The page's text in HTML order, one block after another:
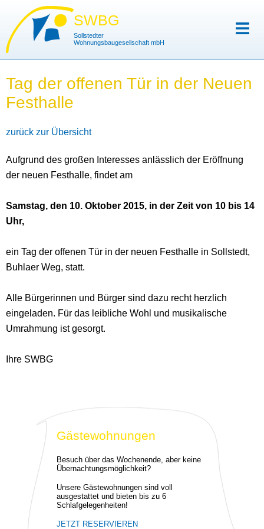
SWBG
Sollstedter
Wohnungsbaugesellschaft mbH
Tag der offenen Tür in der Neuen
Festhalle
zurück zur Übersicht
Aufgrund des großen Interesses anlässlich der Eröffnung
der neuen Festhalle, findet am
Samstag, den 10. Oktober 2015, in der Zeit von 10 bis 14
Uhr,
ein Tag der offenen Tür in der neuen Festhalle in Sollstedt,
Buhlaer Weg, statt.
Alle Bürgerinnen und Bürger sind dazu recht herzlich
eingeladen. Für das leibliche Wohl und musikalische
Umrahmung ist gesorgt.
Ihre SWBG
Gästewohnungen
Besuch über das Wochenende, aber keine
Übernachtungsmöglichkeit?
Unsere Gästewohnungen sind voll
ausgestattet und bieten bis zu 6
Schlafgelegenheiten!
JETZT RESERVIEREN